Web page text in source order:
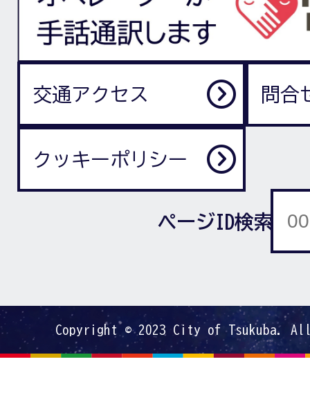
交通アクセス 問合
クッキーポリシー
ページID検索
Copyright © 2023 City of Tsukuba.